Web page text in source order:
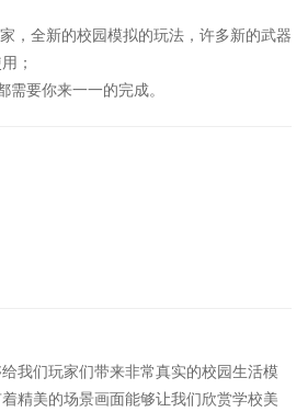
，全新的校园模拟的玩法，许多新的武器
；
需要你来一一的完成。
我们玩家们带来非常真实的校园生活模
精美的场景画面能够让我们欣赏学校美